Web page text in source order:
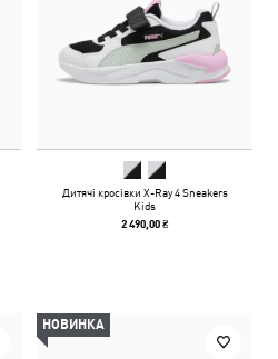
Дитячі кросівки X-Ray 4 Sneakers
Kids
2 490,00 ₴
НОВИНКА